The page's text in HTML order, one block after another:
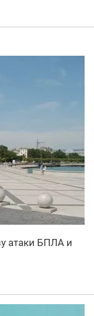
атаки БПЛА и